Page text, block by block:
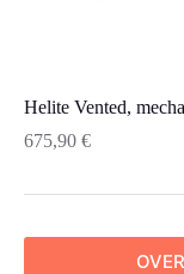
Helite Vented,
675,90 €